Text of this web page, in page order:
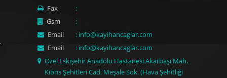
Fax
:
Gsm
:
Email
: info@kayihancaglar.com
Email
: info@kayihancaglar.com
Özel Eskişehir Anadolu Hastanesi Akarbaşı Mah.
Kıbrıs Şehitleri Cad. Meşale Sok. (Hava Şehitliği